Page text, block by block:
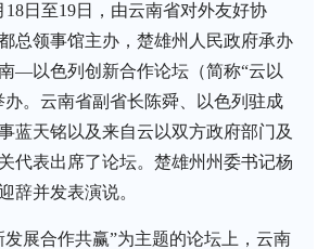
18日至19日，由云南省对外友好协
总领事馆主办，楚雄州人民政府承办
—以色列创新合作论坛（简称“云以
办。云南省副省长陈舜、以色列驻成
蓝天铭以及来自云以双方政府部门及
代表出席了论坛。楚雄州州委书记杨
辞并发表演说。
展合作共赢”为主题的论坛上，云南